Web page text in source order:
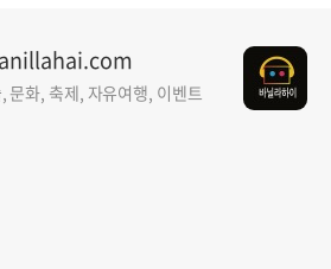
문화, 축제, 자유여행, 이벤트